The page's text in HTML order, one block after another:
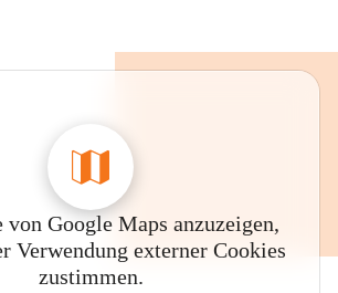
Google Maps anzuzeigen,
Verwendung externer Cookies
zustimmen.